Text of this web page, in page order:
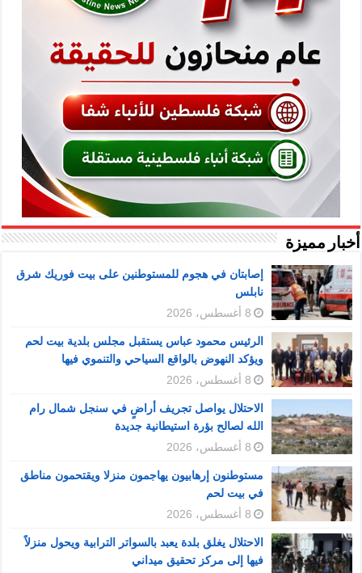
أخبار مميزة
إصابتان في هجوم للمستوطنين على بيت فوريك شرق
نابلس
8 أغسطس، 2026
الرئيس محمود عباس يستقبل مجلس بلدية بيت لحم
ويؤكد النهوض بالواقع السياحي والتنموي فيها
8 أغسطس، 2026
الاحتلال يواصل تجريف أراضٍ في سنجل شمال رام
الله لصالح بؤرة استيطانية جديدة
8 أغسطس، 2026
مستوطنون إرهابيون يهاجمون منزلا ويقتحمون مناطق
في بيت لحم
8 أغسطس، 2026
الاحتلال يغلق بلدة يعبد بالسواتر الترابية ويحول منزلاً
فيها إلى مركز تحقيق ميداني